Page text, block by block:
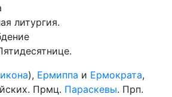
литургия.
икона), Ермиппа и Ермократа,
Прмц. Параскевы. Прп.